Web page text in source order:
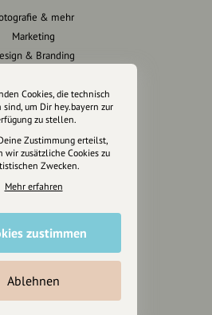
& mehr
Marketing
& Branding
Unterstütze
unsere Plattform
ist ein Projekt von
Region und
uns besuchen
vorschlagen
Cookies, die technisch
um Dir hey.bayern zur
zu stellen.
Zustimmung erteilst,
wir zusätzliche Cookies zu
Zwecken.
Mehr erfahren
zustimmen
Ablehnen